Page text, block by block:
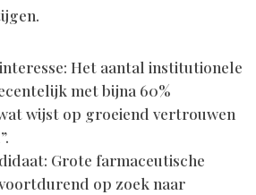
Het aantal institutionele
met bijna 60%
wijst op groeiend vertrouwen
Grote farmaceutische
op zoek naar